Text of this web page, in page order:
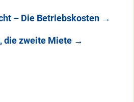
– Die Betriebskosten →
die zweite Miete →